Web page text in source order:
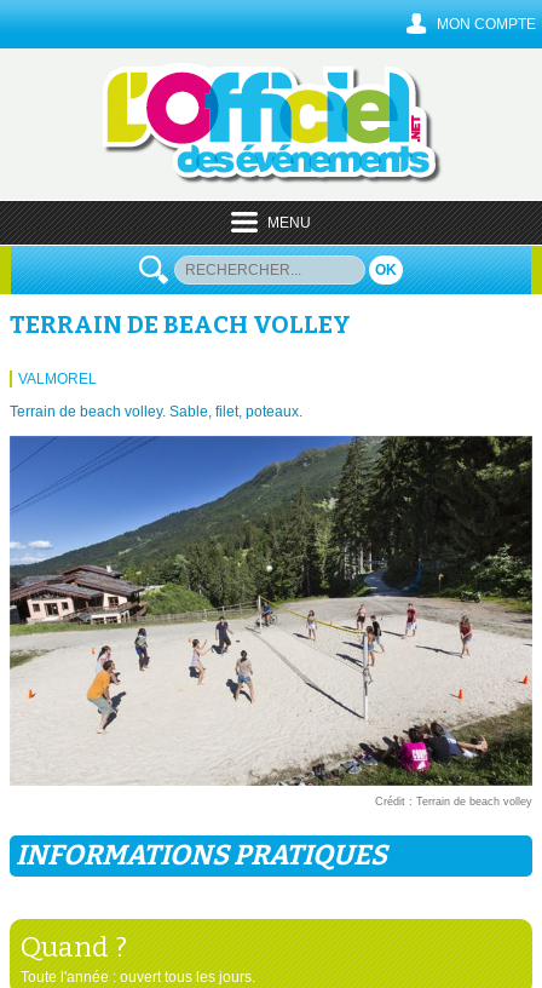
MON COMPTE
MENU
OK
TERRAIN DE BEACH VOLLEY
VALMOREL
Terrain de beach volley. Sable, filet, poteaux.
Crédit : Terrain de beach volley
INFORMATIONS PRATIQUES
Quand ?
Toute l'année : ouvert tous les jours.